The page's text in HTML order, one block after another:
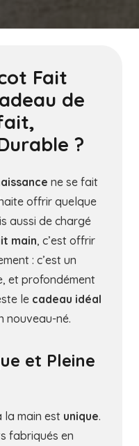
Fait
de
?
ne se fait
offrir quelque
aussi de chargé
main, c’est offrir
: c’est un
et profondément
le cadeau idéal
nouveau-né.
et Pleine
la main est unique.
fabriqués en